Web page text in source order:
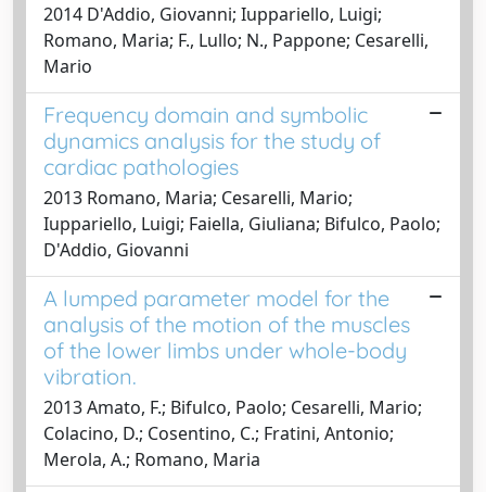
2014 D'Addio, Giovanni; Iuppariello, Luigi;
Romano, Maria; F., Lullo; N., Pappone; Cesarelli,
Mario
Frequency domain and symbolic
dynamics analysis for the study of
cardiac pathologies
2013 Romano, Maria; Cesarelli, Mario;
Iuppariello, Luigi; Faiella, Giuliana; Bifulco, Paolo;
D'Addio, Giovanni
A lumped parameter model for the
analysis of the motion of the muscles
of the lower limbs under whole-body
vibration.
2013 Amato, F.; Bifulco, Paolo; Cesarelli, Mario;
Colacino, D.; Cosentino, C.; Fratini, Antonio;
Merola, A.; Romano, Maria